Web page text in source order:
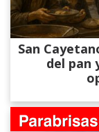
San
del pan